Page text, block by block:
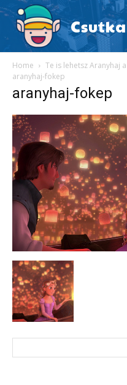
Home
Te is lehetsz Aranyhaj
aranyhaj-fokep
aranyhaj-fokep